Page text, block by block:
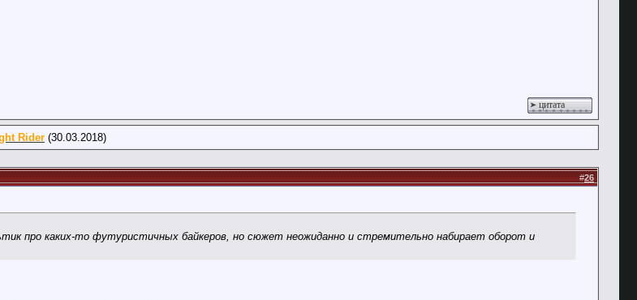
цитата
Rider (30.03.2018)
#26
про каких-то футуристичных байкеров, но сюжет неожиданно и стремительно набирает оборот и